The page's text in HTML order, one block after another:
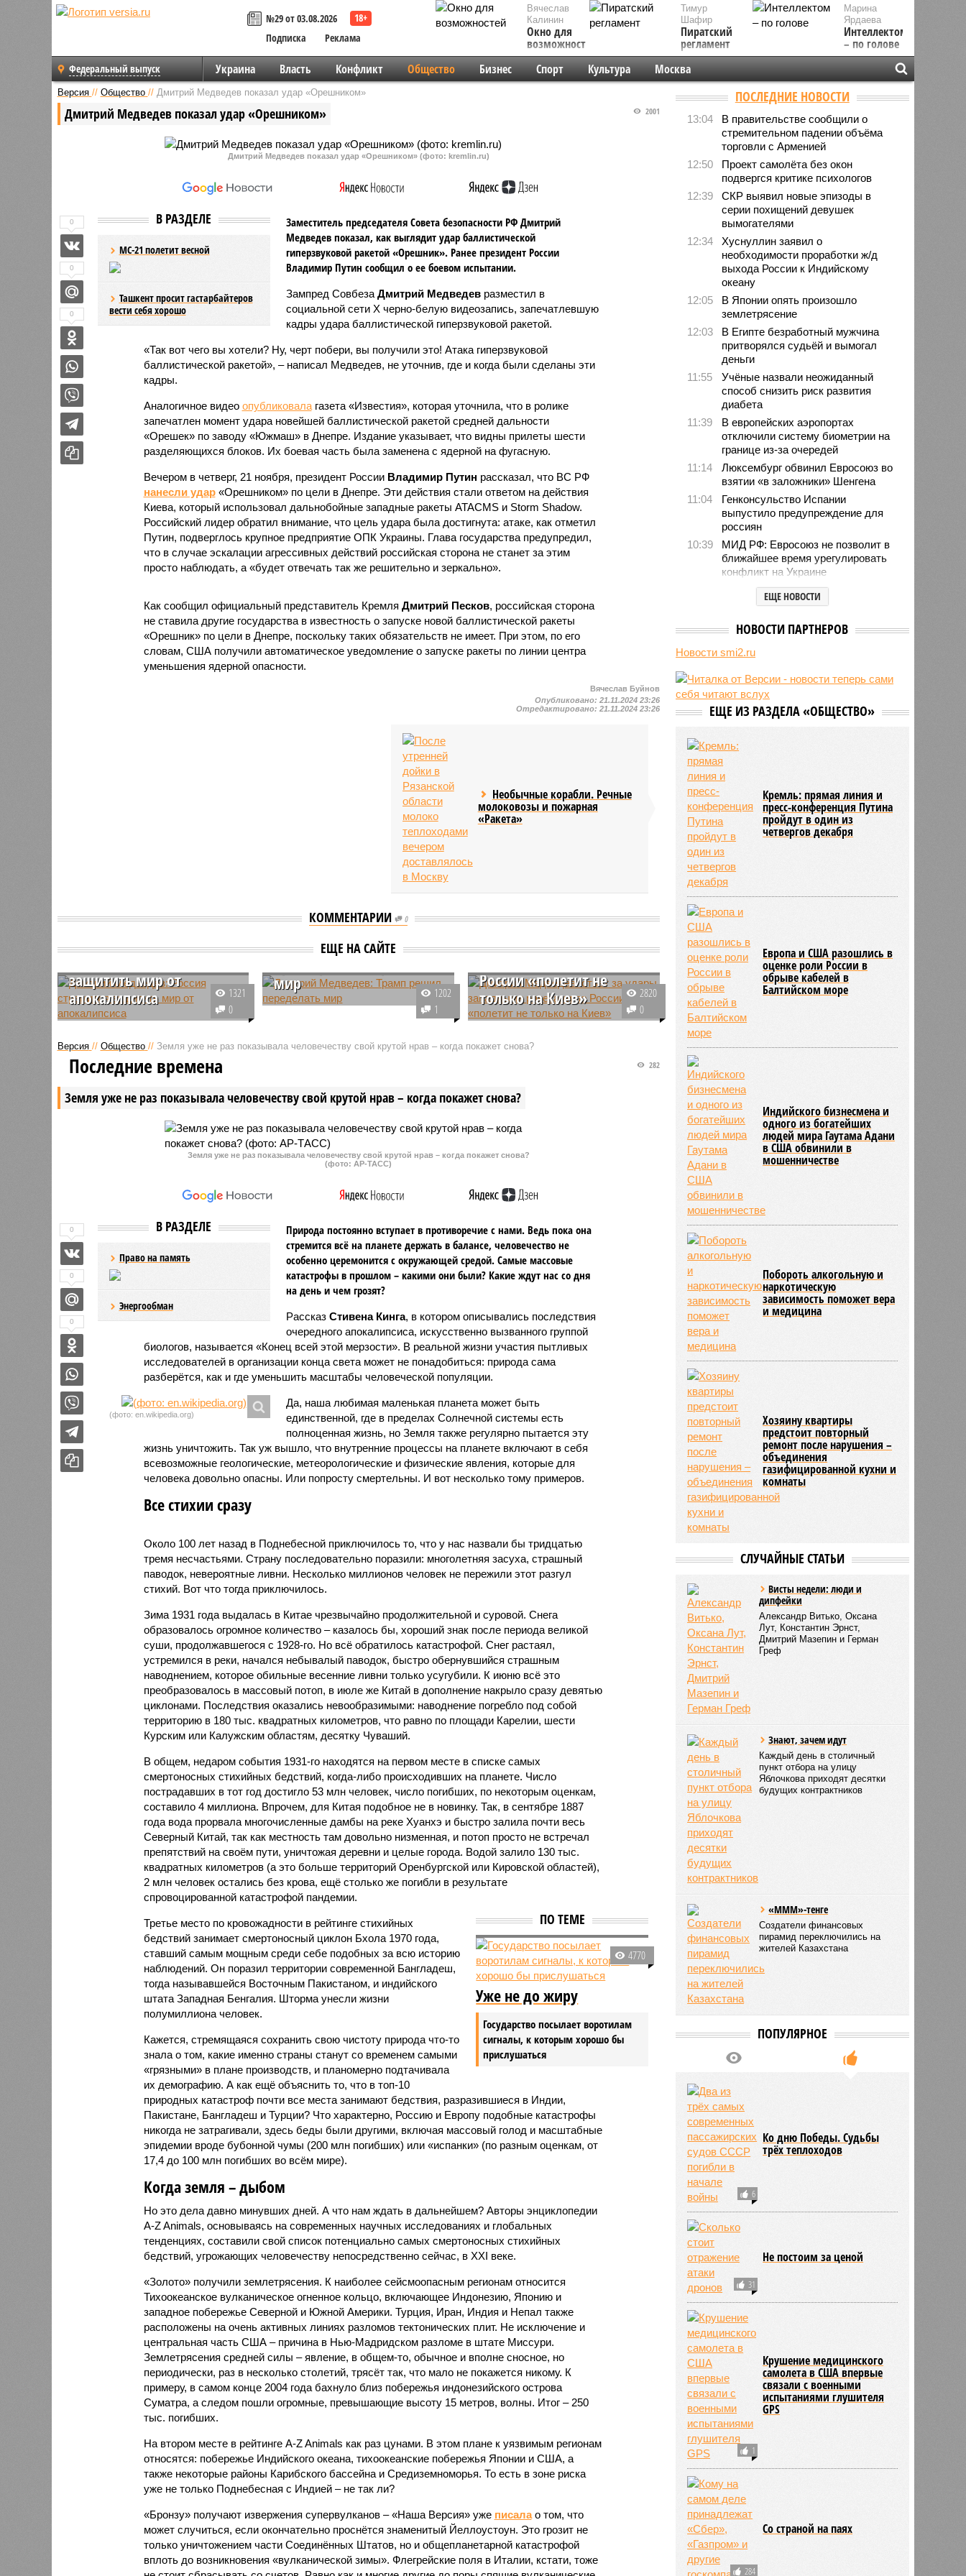
№29 от 03.08.2026
Подписка
Реклама
Вячеслав
Калинин
Окно для
возможностей
Марина
Ярдаева
Интеллектом
– по голове
Тимур
Шафир
Пиратский
регламент
Федеральный выпуск Украина Власть Конфликт Общество Бизнес Спорт Культура Москва
Версия // Общество // Дмитрий Медведев показал удар «Орешником»
Дмитрий Медведев показал удар «Орешником» 2001
Дмитрий Медведев показал удар «Орешником» (фото: kremlin.ru)
В РАЗДЕЛЕ
МС-21 полетит весной
Ташкент просит гастарбайтеров
вести себя хорошо
Заместитель председателя Совета безопасности РФ Дмитрий
Медведев показал, как выглядит удар баллистической
гиперзвуковой ракетой «Орешник». Ранее президент России
Владимир Путин сообщил о ее боевом испытании.
Зампред Совбеза Дмитрий Медведевразместил в
социальной сети X черно-белую видеозапись, запечатлевшую
кадры удара баллистической гиперзвуковой ракетой.
«Так вот чего вы хотели? Ну, черт побери, вы получили это! Атака гиперзвуковой
баллистической ракетой», – написал Медведев, не уточнив, где и когда были сделаны эти
кадры.
Аналогичное видео опубликовалагазета «Известия», которая уточнила, что в ролике
запечатлен момент удара новейшей баллистической ракетой средней дальности
«Орешек» по заводу «Южмаш» в Днепре. Издание указывает, что видны прилеты шести
разделяющихся блоков. Их боевая часть была заменена с ядерной на фугасную.
Вечером в четверг, 21 ноября, президент РоссииВладимир Путин рассказал, что ВС РФ
нанесли удар«Орешником» по цели в Днепре. Эти действия стали ответом на действия
Киева, который использовал дальнобойные западные ракеты ATACMS и Storm Shadow.
Российский лидер обратил внимание, что цель удара была достигнута: атаке, как отметил
Путин, подверглось крупное предприятие ОПК Украины. Глава государства предупредил,
что в случае эскалации агрессивных действий российская сторона не станет за этим
просто наблюдать, а «будет отвечать так же решительно и зеркально».
Как сообщил официальный представитель Кремля Дмитрий Песков, российская сторона
не ставила другие государства в известность о запуске новой баллистической ракеты
«Орешник» по цели в Днепре, поскольку таких обязательств не имеет. При этом, по его
словам, США получили автоматическое уведомление о запуске ракеты по линии центра
уменьшения ядерной опасности.
0
0
0
Вячеслав Буйнов
Опубликовано:21.11.2024 23:26
Отредактировано:21.11.2024 23:26
Необычные корабли. Речные
молоковозы и пожарная
«Ракета»
КОММЕНТАРИИ 0
ЕЩЕ НА САЙТЕ
Дмитрий Медведев:
защитить мир от
апокалипсиса
Заместитель председателя
Дмитрий Медведев поздравил
россиян с 23 февраля. Он также
напомнил о Годе защитника
Отечества, отметив, что
1321
0
Дмитрий Медведев:
мир
Заместитель председателя
избранного президента США
должность главы государства,
нескучно».
1202
1
Дмитрий Медведев:
ответ за удары
России «полетит не
только на Киев»
На тему новых поставок Запада
своем Telegram-канале зампред
понимать, что возможны
2820
0
Версия // Общество // Земля уже не раз показывала человечеству свой крутой нрав – когда покажет снова?
Земля уже не раз показывала человечеству свой крутой нрав – когда покажет снова?
282
Последние времена
Земля уже не раз показывала человечеству свой крутой нрав – когда покажет снова?
(фото: АР-ТАСС)
В РАЗДЕЛЕ
Право на память
Энергообман
Природа постоянно вступает в противоречие с нами. Ведь пока она
стремится всё на планете держать в балансе, человечество не
особенно церемонится с окружающей средой. Самые массовые
катастрофы в прошлом – какими они были? Какие ждут нас со дня
на день и чем грозят?
Рассказ Стивена Кинга, в котором описывались последствия
очередного апокалипсиса, искусственно вызванного группой
биологов, называется «Конец всей этой мерзости». В реальной жизни участия пытливых
исследователей в организации конца света может не понадобиться: природа сама
разберётся, как и где уменьшить масштабы человеческой популяции.
(фото: en.wikipedia.org)
Да, наша любимая маленькая планета может быть
единственной, где в пределах Солнечной системы есть
полноценная жизнь, но Земля также регулярно пытается эту
жизнь уничтожить. Так уж вышло, что внутренние процессы на планете включают в себя
всевозможные геологические, метеорологические и физические явления, которые для
человека довольно опасны. Или попросту смертельны. И вот несколько тому примеров.
Все стихии сразу
Около 100 лет назад в Поднебесной приключилось то, что у нас назвали бы тридцатью
тремя несчастьями. Страну последовательно поразили: многолетняя засуха, страшный
паводок, невероятные ливни. Несколько миллионов человек не пережили этот разгул
стихий. Вот что тогда приключилось.
Зима 1931 года выдалась в Китае чрезвычайно продолжительной и суровой. Снега
образовалось огромное количество – казалось бы, хороший знак после периода великой
суши, продолжавшегося с 1928-го. Но всё обратилось катастрофой. Снег растаял,
устремился в реки, начался небывалый паводок, быстро обернувшийся страшным
наводнением, которое обильные весенние ливни только усугубили. К июню всё это
преобразовалось в массовый потоп, в июле же Китай в дополнение накрыло сразу девятью
циклонами. Последствия оказались невообразимыми: наводнение погребло под собой
территорию в 180 тыс. квадратных километров, что равно по площади Карелии, шести
Курским или Калужским областям, десятку Чуваший.
В общем, недаром события 1931-го находятся на первом месте в списке самых
смертоносных стихийных бедствий, когда-либо происходивших на планете. Число
пострадавших в тот год достигло 53 млн человек, число погибших, по некоторым оценкам,
составило 4 миллиона. Впрочем, для Китая подобное не в новинку. Так, в сентябре 1887
года вода прорвала многочисленные дамбы на реке Хуанхэ и быстро залила почти весь
Северный Китай, так как местность там довольно низменная, и потоп просто не встречал
препятствий на своём пути, уничтожая деревни и целые города. Водой залило 130 тыс.
квадратных километров (а это больше территорий Оренбургской или Кировской областей),
2 млн человек остались без крова, ещё столько же погибли в результате
спровоцированной катастрофой пандемии.
ПО ТЕМЕ
4770
Уже не до жиру
Государство посылает воротилам
сигналы, к которым хорошо бы
прислушаться
Третье место по кровожадности в рейтинге стихийных
бедствий занимает смертоносный циклон Бхола 1970 года,
ставший самым мощным среди себе подобных за всю историю
наблюдений. Он поразил территории современной Бангладеш,
тогда называвшейся Восточным Пакистаном, и индийского
штата Западная Бенгалия. Шторма унесли жизни
полумиллиона человек.
Кажется, стремящаяся сохранить свою чистоту природа что-то
знала о том, какие именно страны станут со временем самыми
«грязными» в плане производств, и планомерно подтачивала
их демографию. А как ещё объяснить то, что в топ-10
природных катастроф почти все места занимают бедствия, разразившиеся в Индии,
Пакистане, Бангладеш и Турции? Что характерно, Россию и Европу подобные катастрофы
никогда не затрагивали, здесь беды были другими, включая массовый голод и масштабные
эпидемии вроде бубонной чумы (200 млн погибших) или «испанки» (по разным оценкам, от
17,4 до 100 млн погибших во всём мире).
Когда земля – дыбом
Но это дела давно минувших дней. А что нам ждать в дальнейшем? Авторы энциклопедии
A-Z Animals, основываясь на современных научных исследованиях и глобальных
тенденциях, составили свой список потенциально самых смертоносных стихийных
бедствий, угрожающих человечеству непосредственно сейчас, в XXI веке.
«Золото» получили землетрясения. К наиболее сейсмоопасным регионам относится
Тихоокеанское вулканическое огненное кольцо, включающее Индонезию, Японию и
западное побережье Северной и Южной Америки. Турция, Иран, Индия и Непал также
расположены на очень активных линиях разломов тектонических плит. Не исключение и
центральная часть США – причина в Нью-Мадридском разломе в штате Миссури.
Землетрясения средней силы – явление, в общем-то, обычное и вполне сносное, но
периодически, раз в несколько столетий, трясёт так, что мало не покажется никому. К
примеру, в самом конце 2004 года бахнуло близ побережья индонезийского острова
Суматра, а следом пошли огромные, превышающие высоту 15 метров, волны. Итог – 250
тыс. погибших.
На втором месте в рейтинге A-Z Animals как раз цунами. В этом плане к уязвимым регионам
относятся: побережье Индийского океана, тихо­океанские побережья Японии и США, а
также некоторые районы Карибского бассейна и Средиземноморья. То есть в зоне риска
уже не только Поднебесная с Индией – не так ли?
«Бронзу» получают извержения супервулканов – «Наша Версия» уже писалао том, что
может случиться, если окончательно проснётся знаменитый Йеллоустоун. Это грозит не
только уничтожением части Соединённых Штатов, но и общепланетарной катастрофой
вплоть до возникновения «вулканической зимы». Флегрейские поля в Италии, кстати, тоже
0
0
0
ПОСЛЕДНИЕ НОВОСТИ
13:04
В правительстве сообщили о
стремительном падении объёма
торговли с Арменией
12:50
Проект самолёта без окон
подвергся критике психологов
12:39
СКР выявил новые эпизоды в
серии похищений девушек
вымогателями
12:34
Хуснуллин заявил о
необходимости проработки ж/д
выхода России к Индийскому
океану
12:05
В Японии опять произошло
землетрясение
12:03
В Египте безработный мужчина
притворялся судьёй и вымогал
деньги
11:55
Учёные назвали неожиданный
способ снизить риск развития
диабета
11:39
В европейских аэропортах
отключили систему биометрии на
границе из-за очередей
11:14
Люксембург обвинил Евросоюз во
взятии «в заложники» Шенгена
11:04
Генконсульство Испании
выпустило предупреждение для
россиян
10:39
МИД РФ: Евросоюз не позволит в
ближайшее время урегулировать
конфликт на Украине
Инфантино извинился перед
советом ФИФА за попытку
10:26
В Польше рассказали о тренде
нападений на украинцев в стране
утечки о нехватке боеприпасов у
США
10:07
Жители Словакии захотели
ЕЩЕ НОВОСТИ
НОВОСТИ ПАРТНЕРОВ
Новости smi2.ru
ЕЩЕ ИЗ РАЗДЕЛА «ОБЩЕСТВО»
Кремль: прямая линия и
пресс-конференция Путина
пройдут в один из
четвергов декабря
Европа и США разошлись в
оценке роли России в
обрыве кабелей в
Балтийском море
Индийского бизнесмена и
одного из богатейших
людей мира Гаутама Адани
в США обвинили в
мошенничестве
Побороть алкогольную и
наркотическую
зависимость поможет вера
и медицина
Хозяину квартиры
предстоит повторный
ремонт после нарушения –
объединения
газифицированной кухни и
комнаты
СЛУЧАЙНЫЕ СТАТЬИ
Висты недели: люди и
дипфейки
Александр Витько, Оксана
Лут, Константин Эрнст,
Дмитрий Мазепин и Герман
Греф
Знают, зачем идут
Каждый день в столичный
пункт отбора на улицу
Яблочкова приходят десятки
будущих контрактников
«МММ»-тенге
Создатели финансовых
пирамид переключились на
жителей Казахстана
ПОПУЛЯРНОЕ
6
Ко дню Победы. Судьбы
трёх теплоходов
31
Не постоим за ценой
1
Крушение медицинского
самолета в США впервые
связали с военными
испытаниями глушителя
GPS
284
Со страной на паях